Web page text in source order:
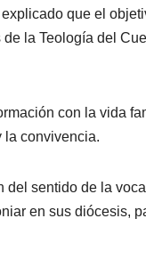
que el
la Teología del
con la vida
la convivencia.
del sentido de la
en sus diócesis,